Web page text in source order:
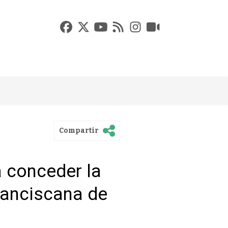
Compartir
conceder la
de